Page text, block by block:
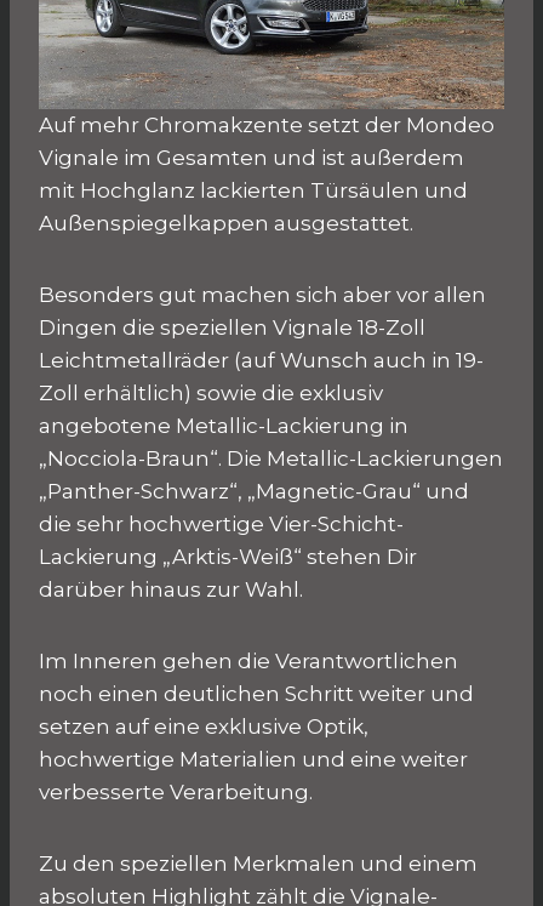
Auf mehr Chromakzente setzt der Mondeo
Vignale im Gesamten und ist außerdem
mit Hochglanz lackierten Türsäulen und
Außenspiegelkappen ausgestattet.
Besonders gut machen sich aber vor allen
Dingen die speziellen Vignale 18-Zoll
Leichtmetallräder (auf Wunsch auch in 19-
Zoll erhältlich) sowie die exklusiv
angebotene Metallic-Lackierung in
„Nocciola-Braun“. Die Metallic-Lackierungen
„Panther-Schwarz“, „Magnetic-Grau“ und
die sehr hochwertige Vier-Schicht-
Lackierung „Arktis-Weiß“ stehen Dir
darüber hinaus zur Wahl.
Im Inneren gehen die Verantwortlichen
noch einen deutlichen Schritt weiter und
setzen auf eine exklusive Optik,
hochwertige Materialien und eine weiter
verbesserte Verarbeitung.
Zu den speziellen Merkmalen und einem
absoluten Highlight zählt die Vignale-